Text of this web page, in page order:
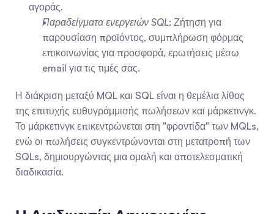
αγοράς.
Παραδείγματα ενεργειών SQL: Ζήτηση για
παρουσίαση προϊόντος, συμπλήρωση φόρμας
επικοινωνίας για προσφορά, ερωτήσεις μέσω
email για τις τιμές σας.
Η διάκριση μεταξύ MQL και SQL είναι η θεμέλια λίθος
της επιτυχής ευθυγράμμισής πωλήσεων και μάρκετινγκ.
Το μάρκετινγκ επικεντρώνεται στη "φροντίδα" των MQLs,
ενώ οι πωλήσεις συγκεντρώνονται στη μετατροπή των
SQLs, δημιουργώντας μια ομαλή και αποτελεσματική
διαδικασία.